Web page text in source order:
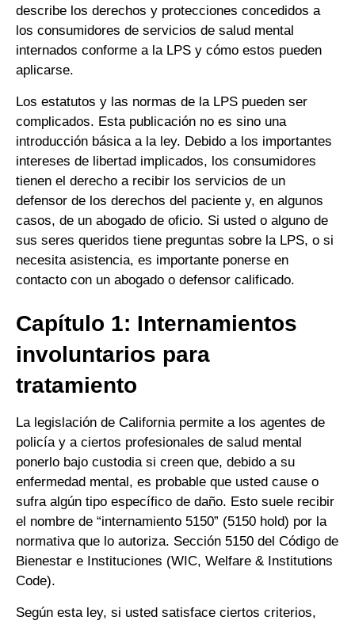
describe los derechos y protecciones concedidos a
los consumidores de servicios de salud mental
internados conforme a la LPS y cómo estos pueden
aplicarse.
Los estatutos y las normas de la LPS pueden ser
complicados. Esta publicación no es sino una
introducción básica a la ley. Debido a los importantes
intereses de libertad implicados, los consumidores
tienen el derecho a recibir los servicios de un
defensor de los derechos del paciente y, en algunos
casos, de un abogado de oficio. Si usted o alguno de
sus seres queridos tiene preguntas sobre la LPS, o si
necesita asistencia, es importante ponerse en
contacto con un abogado o defensor calificado.
Capítulo 1: Internamientos
involuntarios para
tratamiento
La legislación de California permite a los agentes de
policía y a ciertos profesionales de salud mental
ponerlo bajo custodia si creen que, debido a su
enfermedad mental, es probable que usted cause o
sufra algún tipo específico de daño. Esto suele recibir
el nombre de “internamiento 5150” (5150 hold) por la
normativa que lo autoriza. Sección 5150 del Código de
Bienestar e Instituciones (WIC, Welfare & Institutions
Code).
Según esta ley, si usted satisface ciertos criterios,